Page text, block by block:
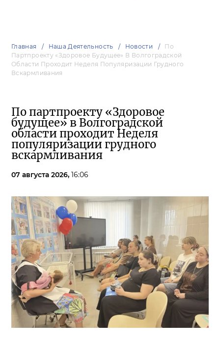
Главная Наша Деятельность Новости
По
Партпроекту «Здоровое Будущее» В Волгоградской
Области Проходит Неделя Популяризации Грудного
Вскармливания
По партпроекту «Здоровое
будущее» в Волгоградской
области проходит Неделя
популяризации грудного
вскармливания
07 августа 2026, 16:06